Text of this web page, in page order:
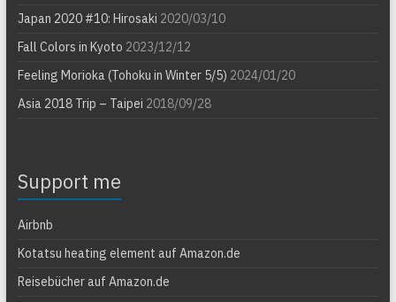
Japan 2020 #10: Hirosaki 2020/03/10
Fall Colors in Kyoto 2023/12/12
Feeling Morioka (Tohoku in Winter 5/5) 2024/01/20
Asia 2018 Trip – Taipei 2018/09/28
Support me
Airbnb
Kotatsu heating element auf Amazon.de
Reisebücher auf Amazon.de